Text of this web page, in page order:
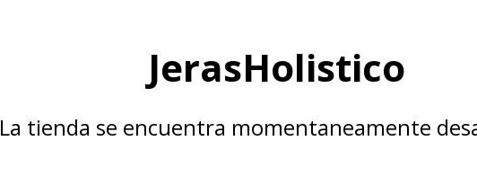
JerasHolistico
La tienda se encuentra momentaneamente